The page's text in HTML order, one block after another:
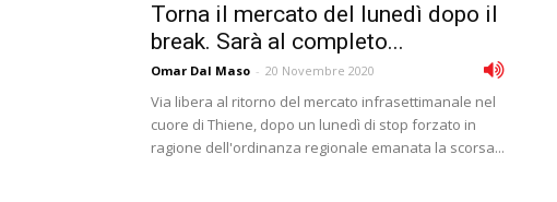
Torna il mercato del lunedì dopo il
break. Sarà al completo...
Omar Dal Maso - 20 Novembre 2020
Via libera al ritorno del mercato infrasettimanale nel
cuore di Thiene, dopo un lunedì di stop forzato in
ragione dell'ordinanza regionale emanata la scorsa...